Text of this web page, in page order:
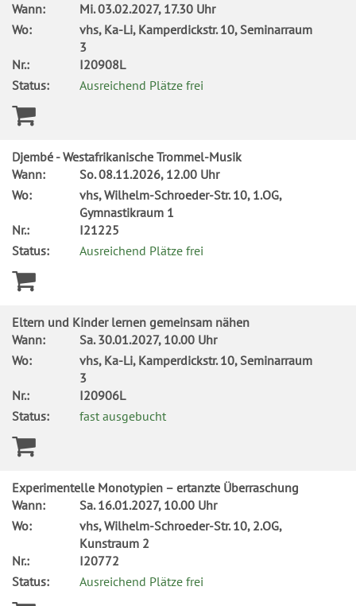
Wann:
Mi.03.02.2027, 17.30 Uhr
Wo:
vhs, Ka-Li, Kamperdickstr. 10, Seminarraum
3
Nr.:
I20908L
Status:
Ausreichend Plätze frei
Djembé - Westafrikanische Trommel-Musik
Wann:
So.08.11.2026, 12.00 Uhr
Wo:
vhs, Wilhelm-Schroeder-Str. 10, 1.OG,
Gymnastikraum 1
Nr.:
I21225
Status:
Ausreichend Plätze frei
Eltern und Kinder lernen gemeinsam nähen
Wann:
Sa.30.01.2027, 10.00 Uhr
Wo:
vhs, Ka-Li, Kamperdickstr. 10, Seminarraum
3
Nr.:
I20906L
Status:
fast ausgebucht
Experimentelle Monotypien – ertanzte Überraschung
Wann:
Sa.16.01.2027, 10.00 Uhr
Wo:
vhs, Wilhelm-Schroeder-Str. 10, 2.OG,
Kunstraum 2
Nr.:
I20772
Status:
Ausreichend Plätze frei